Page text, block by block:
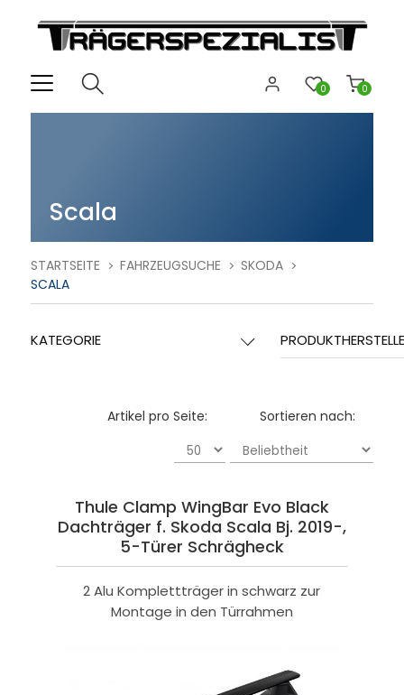
0
0
Scala
STARTSEITE FAHRZEUGSUCHE
SKODA
SCALA
KATEGORIE
Sortieren nach:
Artikel pro Seite:
Thule Clamp WingBar Evo Black
Dachträger f. Skoda Scala Bj. 2019-,
5-Türer Schrägheck
2 Alu Komplettträger in schwarz zur
Montage in den Türrahmen